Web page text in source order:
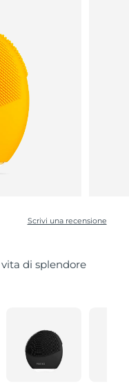
Scrivi una recensione
di splendore